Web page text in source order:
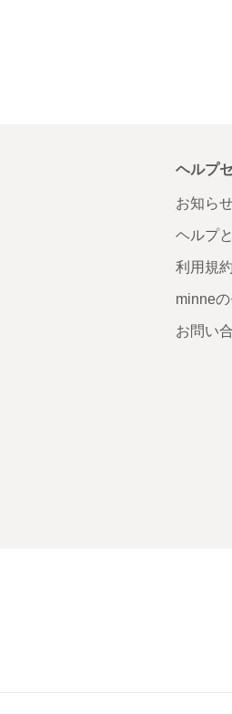
ヘルプ
お知ら
ヘルプ
利用規約
minne
お問い